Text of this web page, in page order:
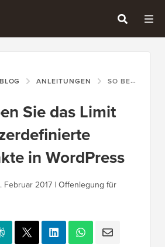
BLOG ANLEITUNGEN SO BEHEBEN SIE DAS LIMIT FÜR BENUTZERDEFINIERTE MENÜPUNKTE IN WORDPRESS
Sie das Limit
in WordPress
Februar 2017 | Offenlegung für